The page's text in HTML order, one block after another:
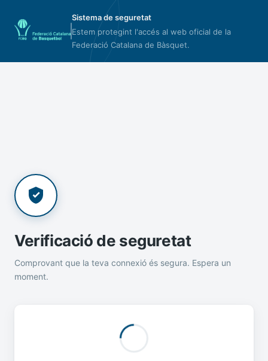
Sistema de seguretat
Estem protegint l'accés al web oficial de la
Federació Catalana de Bàsquet.
Verificació de seguretat
Comprovant que la teva connexió és segura. Espera un
moment.